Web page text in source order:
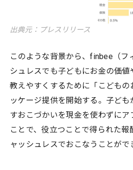
出典元：プレスリリース
このような背景から、finbee（フ
シュレスでも子どもにお金の価
教えやすくするために「こども
ッケージ提供を開始する。子ど
すおこづかいを現金を使わずにア
ことで、役立つことで得られた
ャッシュレスでおこなうことがで